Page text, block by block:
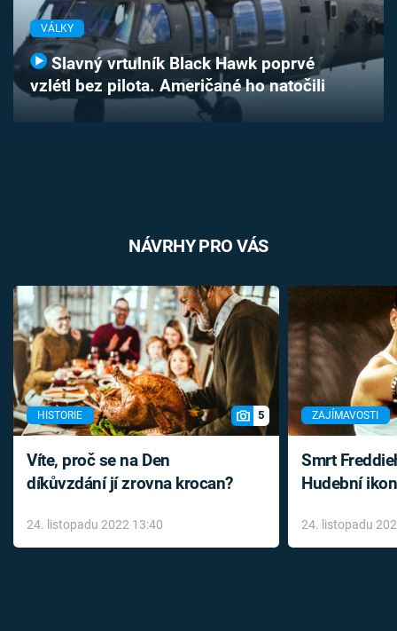
Časopis
Sledujte prima+
VÁLKY
Slavný vrtulník Black Hawk poprvé
vzlétl bez pilota. Američané ho natočili
NÁVRHY PRO VÁS
HISTORIE 5
Víte, proč se na Den
díkůvzdání jí zrovna krocan?
24. listopadu 2022 13:40
ZAJÍMAVOSTI
Smrt
Hudební
léky
24. listopadu